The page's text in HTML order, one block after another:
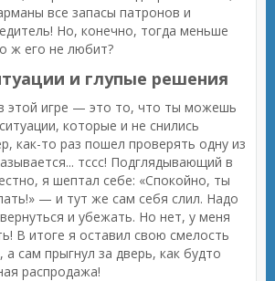
все запасы патронов и
Но, конечно, тогда меньше
ж его не любит?
и глупые решения
этой игре — это то, что ты можешь
которые и не снились
как-то раз пошел проверять одну из
тссс! Подглядывающий в
я шептал себе: «Спокойно, ты
— и тут же сам себя слил. Надо
и убежать. Но нет, у меня
В итоге я оставил свою смелость
а сам прыгнул за дверь, как будто
распродажа!